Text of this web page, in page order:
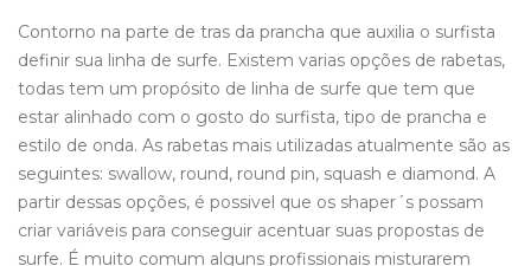
Contorno na parte de tras da prancha que auxilia o surfista
definir sua linha de surfe. Existem varias opções de rabetas,
todas tem um propósito de linha de surfe que tem que
estar alinhado com o gosto do surfista, tipo de prancha e
estilo de onda. As rabetas mais utilizadas atualmente são as
seguintes: swallow, round, round pin, squash e diamond. A
partir dessas opções, é possivel que os shaper´s possam
criar variáveis para conseguir acentuar suas propostas de
surfe. É muito comum alguns profissionais misturarem